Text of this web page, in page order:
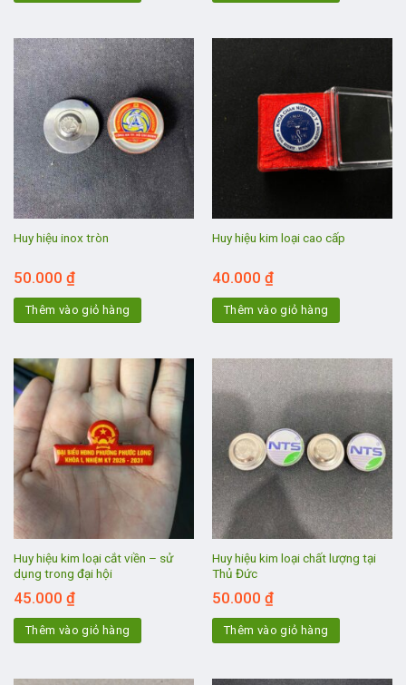
Huy hiệu inox tròn
50.000 ₫
Thêm vào giỏ hàng
Huy hiệu kim loại cao cấp
40.000 ₫
Thêm vào giỏ hàng
Huy hiệu kim loại cắt viền – sử
dụng trong đại hội
45.000 ₫
Thêm vào giỏ hàng
Huy hiệu kim loại chất lượng tại
Thủ Đức
50.000 ₫
Thêm vào giỏ hàng